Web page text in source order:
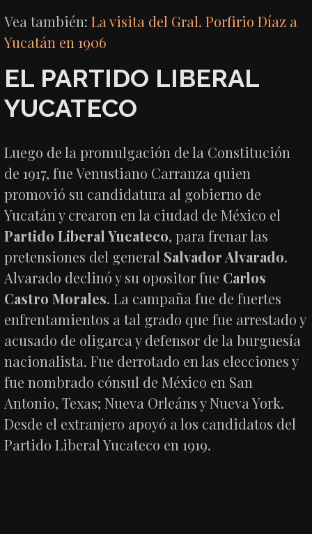
Vea también:La visita del Gral. Porfirio Díaz a
Yucatán en 1906
EL PARTIDO LIBERAL
YUCATECO
Luego de la promulgación de la Constitución
de 1917, fue Venustiano Carranza quien
promovió su candidatura al gobierno de
Yucatán y crearon en la ciudad de México el
Partido Liberal Yucateco, para frenar las
pretensiones del general Salvador Alvarado.
Alvarado declinó y su opositor fue Carlos
Castro Morales. La campaña fue de fuertes
enfrentamientos a tal grado que fue arrestado y
acusado de oligarca y defensor de la burguesía
nacionalista. Fue derrotado en las elecciones y
fue nombrado cónsul de México en San
Antonio, Texas; Nueva Orleáns y Nueva York.
Desde el extranjero apoyó a los candidatos del
Partido Liberal Yucateco en 1919.